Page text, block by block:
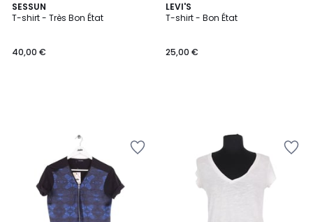
SESSUN
T-shirt - Très Bon État
40,00 €
LEVI'S
T-shirt - Bon État
25,00 €